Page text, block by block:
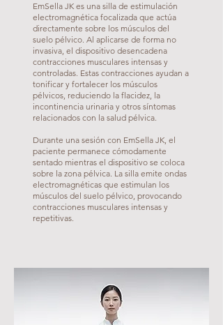
EmSella JK es una silla de estimulación
electromagnética focalizada que actúa
directamente sobre los músculos del
suelo pélvico. Al aplicarse de forma no
invasiva, el dispositivo desencadena
contracciones musculares intensas y
controladas. Estas contracciones ayudan a
tonificar y fortalecer los músculos
pélvicos, reduciendo la flacidez, la
incontinencia urinaria y otros síntomas
relacionados con la salud pélvica.
Durante una sesión con EmSella JK, el
paciente permanece cómodamente
sentado mientras el dispositivo se coloca
sobre la zona pélvica. La silla emite ondas
electromagnéticas que estimulan los
músculos del suelo pélvico, provocando
contracciones musculares intensas y
repetitivas.